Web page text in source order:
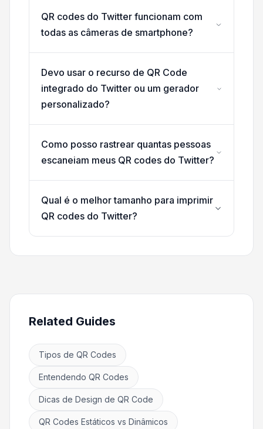
QR codes do Twitter funcionam com
todas as câmeras de smartphone?
Devo usar o recurso de QR Code
integrado do Twitter ou um gerador
personalizado?
Como posso rastrear quantas pessoas
escaneiam meus QR codes do Twitter?
Qual é o melhor tamanho para imprimir
QR codes do Twitter?
Related Guides
Tipos de QR Codes
Entendendo QR Codes
Dicas de Design de QR Code
QR Codes Estáticos vs Dinâmicos